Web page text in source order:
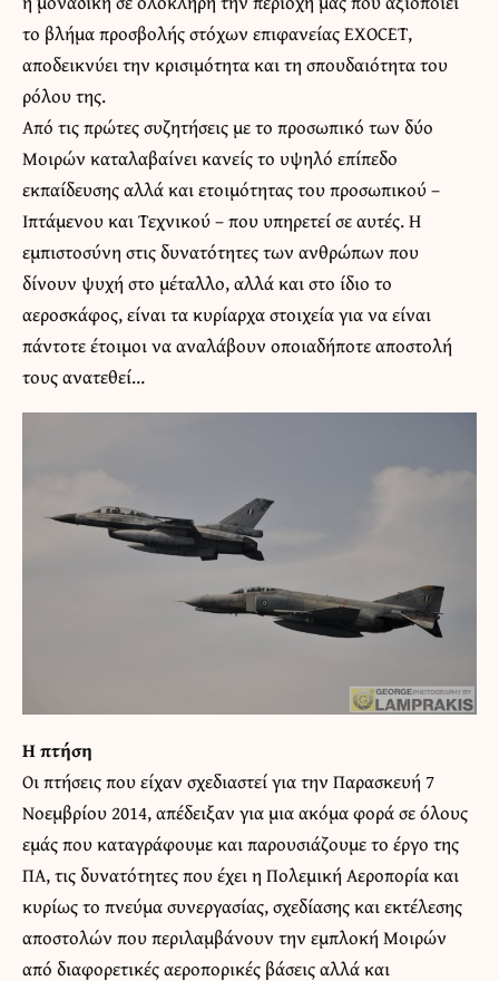
το βλήμα προσβολής στόχων επιφανείας EXOCET,
αποδεικνύει την κρισιμότητα και τη σπουδαιότητα του
ρόλου της.
Από τις πρώτες συζητήσεις με το προσωπικό των δύο
Μοιρών καταλαβαίνει κανείς το υψηλό επίπεδο
εκπαίδευσης αλλά και ετοιμότητας του προσωπικού –
Ιπτάμενου και Τεχνικού – που υπηρετεί σε αυτές. Η
εμπιστοσύνη στις δυνατότητες των ανθρώπων που
δίνουν ψυχή στο μέταλλο, αλλά και στο ίδιο το
αεροσκάφος, είναι τα κυρίαρχα στοιχεία για να είναι
πάντοτε έτοιμοι να αναλάβουν οποιαδήποτε αποστολή
τους ανατεθεί…
Η πτήση
Οι πτήσεις που είχαν σχεδιαστεί για την Παρασκευή 7
Νοεμβρίου 2014, απέδειξαν για μια ακόμα φορά σε όλους
εμάς που καταγράφουμε και παρουσιάζουμε το έργο της
ΠΑ, τις δυνατότητες που έχει η Πολεμική Αεροπορία και
κυρίως το πνεύμα συνεργασίας, σχεδίασης και εκτέλεσης
αποστολών που περιλαμβάνουν την εμπλοκή Μοιρών
από διαφορετικές αεροπορικές βάσεις αλλά και